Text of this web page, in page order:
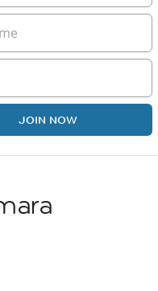
JOIN NOW